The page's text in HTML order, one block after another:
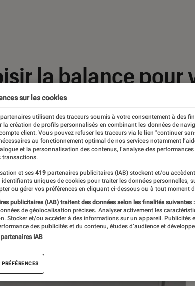
la balance pour
sur les cookies
partenaires utilisent des traceurs soumis à votre consentement à des
la création de profils personnalisés en combinant les données de
client. Vous pouvez refuser les traceurs via le lien "continuer
au fonctionnement optimal de nos services notamment
et la personnalisation des contenus, l’analyse des
transactions.
et ses 419 partenaires publicitaires (IAB) stockent et/ou
identifiants uniques de cookies pour traiter les données personnelles,
ou gérer vos préférences en cliquant ci-dessous ou à tout moment
publicitaires (IAB) traitent des données selon les finalités suivantes :
de géolocalisation précises. Analyser activement les
Stocker et/ou accéder à des informations sur un appareil. Publicités
des publicités et du contenu, études d’audience et
IAB
PRÉFÉRENCES